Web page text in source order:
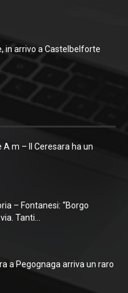
in arrivo a Castelbelforte
m – Il Ceresara ha un
– Fontanesi: “Borgo
Tanti...
a Pegognaga arriva un raro